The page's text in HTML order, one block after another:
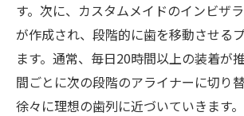
す。次に、カスタムメイドのインビザ
が作成され、段階的に歯を移動させる
ます。通常、毎日20時間以上の装着が
間ごとに次の段階のアライナーに切り
徐々に理想の歯列に近づいていきます。